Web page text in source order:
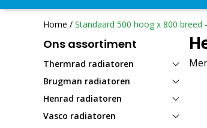
Home / Standaard 500 hoog x 800 breed
Ons assortiment
Thermrad radiatoren
Brugman radiatoren
Henrad radiatoren
Vasco radiatoren